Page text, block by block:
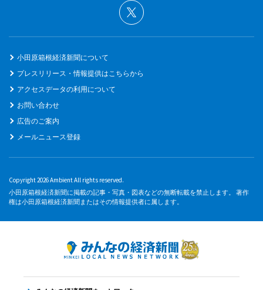
小田原箱根経済新聞について
プレスリリース・情報提供はこちらから
アクセスデータの利用について
お問い合わせ
広告のご案内
メールニュース登録
Copyright 2026 Ambient All rights reserved.
小田原箱根経済新聞に掲載の記事・写真・図表などの無断転載を禁止します。 著作
権は小田原箱根経済新聞またはその情報提供者に属します。